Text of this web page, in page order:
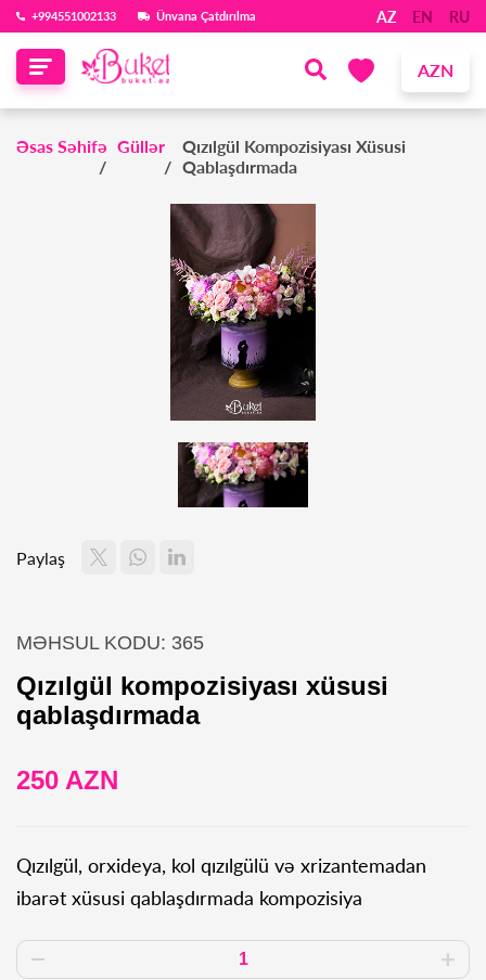
‪+994551002133‬ Ünvana Çatdırılma AZ EN RU
AZN
Əsas Səhifə Güllər
Qızılgül Kompozisiyası Xüsusi
Qablaşdırmada
Paylaş
MƏHSUL KODU: 365
Qızılgül kompozisiyası xüsusi
qablaşdırmada
250 AZN
Qızılgül, orxideya, kol qızılgülü və xrizantemadan
ibarət xüsusi qablaşdırmada kompozisiya